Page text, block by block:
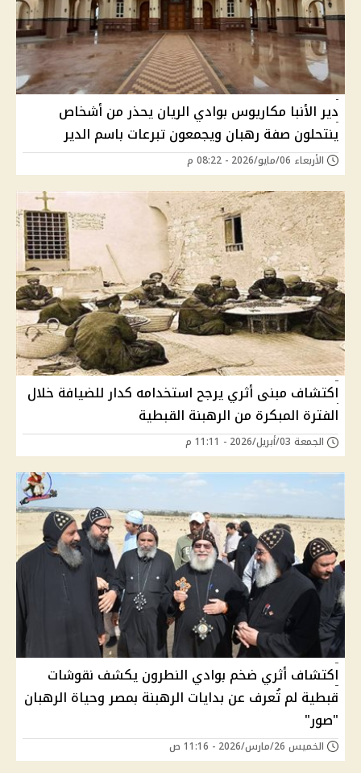
دير الأنبا مكاريوس بوادي الريان يحذر من أشخاص
ينتحلون صفة رهبان ويجمعون تبرعات باسم الدير
الأربعاء 06/مايو/2026 - 08:22 م
اكتشاف مبنى أثري يرجح استخدامه كدار للضيافة خلال
الفترة المبكرة من الرهبنة القبطية
الجمعة 03/أبريل/2026 - 11:11 م
اكتشاف أثري ضخم بوادي النطرون يكشف نقوشات
قبطية لم تُعرف عن بدايات الرهبنة بمصر وحياة الرهبان
"صور"
الخميس 26/مارس/2026 - 11:16 ص